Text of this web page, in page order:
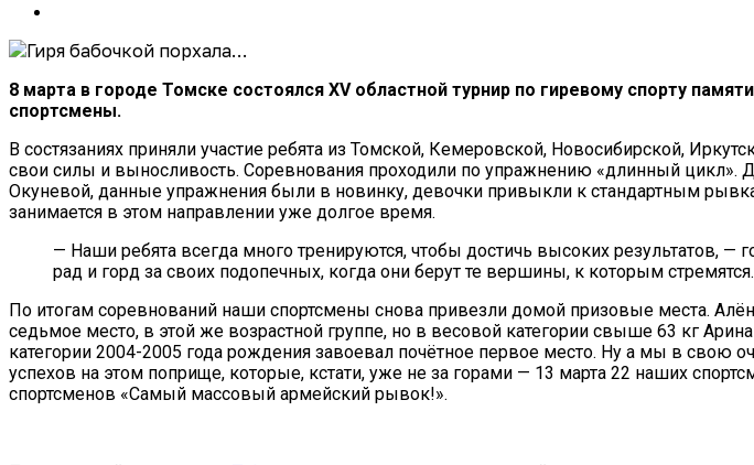
8 марта в городе Томске состоялся XV областной турнир по гиревому спорту
спортсмены.
В состязаниях приняли участие ребята из Томской, Кемеровской, Новосибирской,
свои силы и выносливость. Соревнования проходили по упражнению «длинный
Окуневой, данные упражнения были в новинку, девочки привыкли к стандартным
занимается в этом направлении уже долгое время.
— Наши ребята всегда много тренируются, чтобы достичь высоких результатов, —
рад и горд за своих подопечных, когда они берут те вершины, к которым стремятся.
По итогам соревнований наши спортсмены снова привезли домой призовые места.
седьмое место, в этой же возрастной группе, но в весовой категории свыше 63 кг
категории 2004-2005 года рождения завоевал почётное первое место. Ну а мы в
успехов на этом поприще, которые, кстати, уже не за горами — 13 марта 22 наших
спортсменов «Самый массовый армейский рывок!».